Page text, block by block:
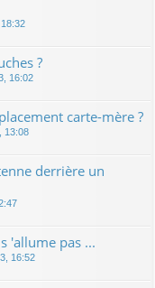
?
16:02
carte-mère ?
13:08
derrière un
'allume pas ...
16:52